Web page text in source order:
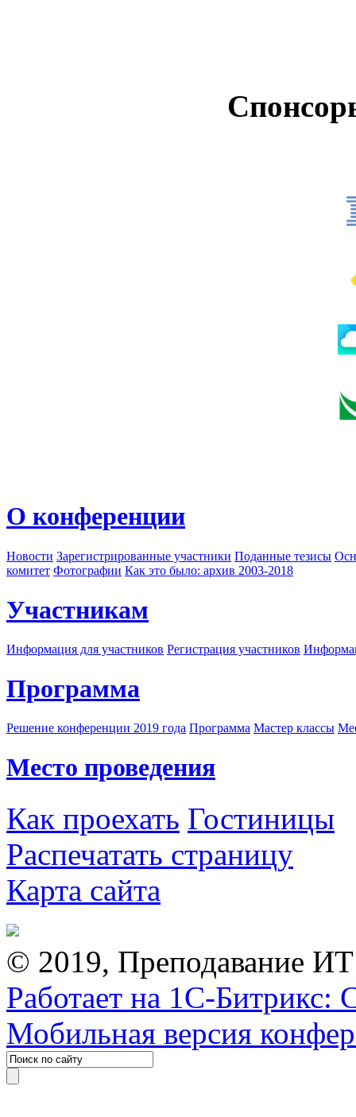
О конференции
Новости Зарегистрированные участники Поданные тезисы
комитет Фотографии Как это было: архив 2003-2018
Участникам
Информация для участников Регистрация участников
Программа
Решение конференции 2019 года Программа Мастер классы
Место проведения
Как проехать Гостиницы
Распечатать страницу
Карта сайта
© 2019, Преподавание
Работает на 1С-Битрикс:
Мобильная версия